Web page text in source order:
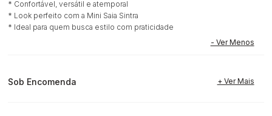
* Confortável, versátil e atemporal
* Look perfeito com a Mini Saia Sintra
* Ideal para quem busca estilo com praticidade
Sob Encomenda